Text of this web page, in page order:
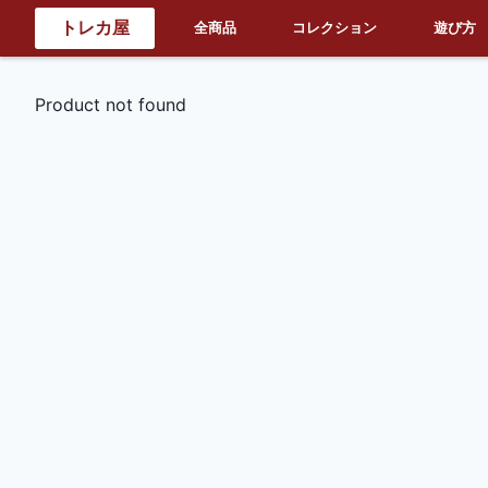
トレカ屋 全商品 コレクション 遊び方
Product not found